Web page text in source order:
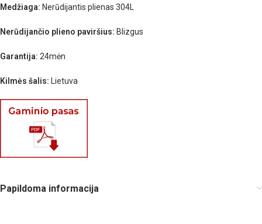
Medžiaga: Nerūdijantis plienas 304L
Nerūdijančio plieno paviršius: Blizgus
Garantija: 24mėn
Kilmės šalis: Lietuva
Papildoma informacija